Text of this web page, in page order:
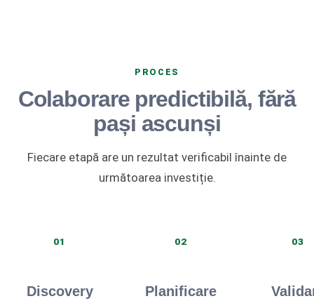
PROCES
Colaborare predictibilă, fără
pași ascunși
Fiecare etapă are un rezultat verificabil înainte de
următoarea investiție.
01
Discovery
02
Planificare
03